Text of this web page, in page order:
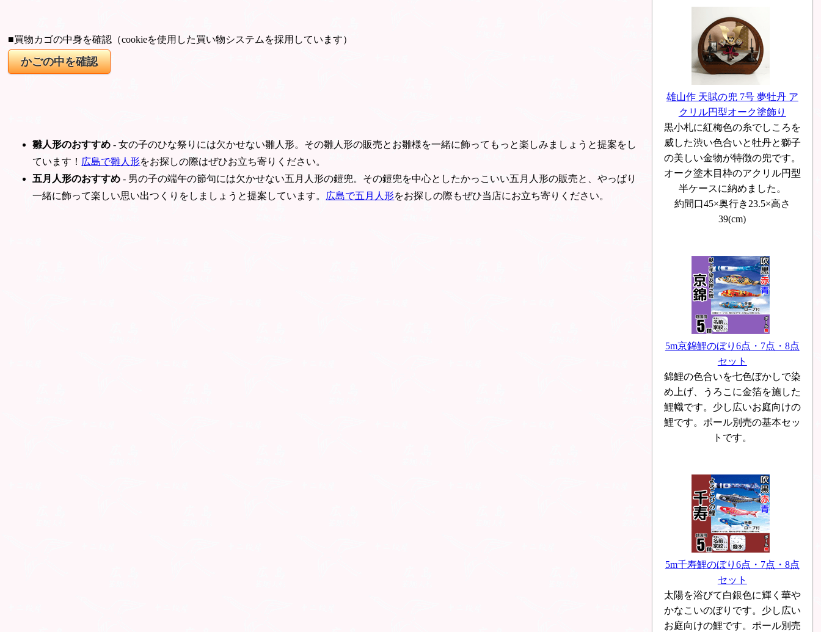
■買物カゴの中身を確認（cookieを使用した買い物システムを採用しています）
雛人形のおすすめ - 女の子のひな祭りには欠かせない雛人形。その雛人形の販売とお雛様を一緒に飾ってもっと楽しみましょうと提案をし
ています！ 広島で雛人形をお探しの際はぜひお立ち寄りください。
五月人形のおすすめ - 男の子の端午の節句には欠かせない五月人形の鎧兜。その鎧兜を中心としたかっこいい五月人形の販売と、やっぱり
一緒に飾って楽しい思い出つくりをしましょうと提案しています。 広島で五月人形をお探しの際もぜひ当店にお立ち寄りください。
雄山作 天賦の兜 7号 夢牡丹 ア
クリル円型オーク塗飾り
黒小札に紅梅色の糸でしころを
威した渋い色合いと牡丹と獅子
の美しい金物が特徴の兜です。
オーク塗木目枠のアクリル円型
半ケースに納めました。
約間口45×奥行き23.5×高さ
39(cm)
5m京錦鯉のぼり6点・7点・8点
セット
錦鯉の色合いを七色ぼかしで染
め上げ、うろこに金箔を施した
鯉幟です。少し広いお庭向けの
鯉です。ポール別売の基本セッ
トです。
5m千寿鯉のぼり6点・7点・8点
セット
太陽を浴びて白銀色に輝く華や
かなこいのぼりです。少し広い
お庭向けの鯉です。ポール別売